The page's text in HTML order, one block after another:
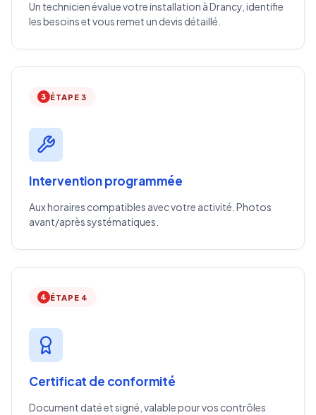
Un technicien évalue votre installation à Drancy, identifie
les besoins et vous remet un devis détaillé.
3 ÉTAPE 3
Intervention programmée
Aux horaires compatibles avec votre activité. Photos
avant/après systématiques.
4 ÉTAPE 4
Certificat de conformité
Document daté et signé, valable pour vos contrôles